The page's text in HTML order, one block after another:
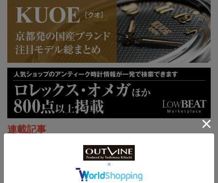
連載記事
菊地吉正の【ロレックス通